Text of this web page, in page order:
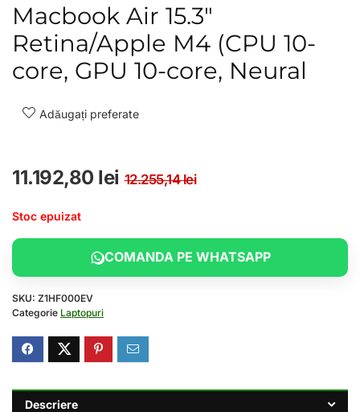
Macbook Air 15.3″
Retina/Apple M4 (CPU 10-
core, GPU 10-core, Neural
Adăugați preferate
12.255,14leiPrețul inițial a
11.192,80 lei Prețul curent
Stoc epuizat
COMANDA PE WHATSAPP
SKU: Z1HF000EV
Categorie Laptopuri
Descriere